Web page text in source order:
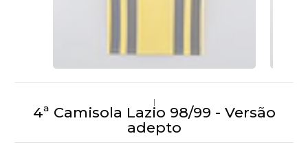
|
4ª Camisola Lazio 98/99 - Versão
adepto